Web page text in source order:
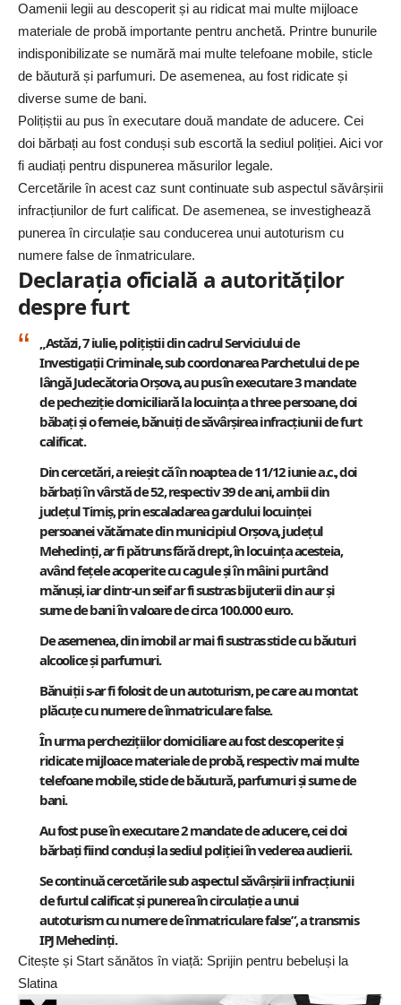
Oamenii legii au descoperit și au ridicat mai multe mijloace
materiale de probă importante pentru anchetă. Printre bunurile
indisponibilizate se numără mai multe telefoane mobile, sticle
de băutură și parfumuri. De asemenea, au fost ridicate și
diverse sume de bani.
Polițiștii au pus în executare două mandate de aducere. Cei
doi bărbați au fost conduși sub escortă la sediul poliției. Aici vor
fi audiați pentru dispunerea măsurilor legale.
Cercetările în acest caz sunt continuate sub aspectul săvârșirii
infracțiunilor de furt calificat. De asemenea, se investighează
punerea în circulație sau conducerea unui autoturism cu
numere false de înmatriculare.
Declarația oficială a autorităților
despre furt
„Astăzi, 7 iulie, polițiștii din cadrul Serviciului de
Investigații Criminale, sub coordonarea Parchetului de pe
lângă Judecătoria Orșova, au pus în executare 3 mandate
de pecheziție domiciliară la locuința a three persoane, doi
băbați și o femeie, bănuiți de săvârșirea infracțiunii de furt
calificat.
Din cercetări, a reieșit că în noaptea de 11/12 iunie a.c., doi
bărbați în vârstă de 52, respectiv 39 de ani, ambii din
județul Timiș, prin escaladarea gardului locuinței
persoanei vătămate din municipiul Orșova, județul
Mehedinți, ar fi pătruns fără drept, în locuința acesteia,
având fețele acoperite cu cagule și în mâini purtând
mănuși, iar dintr-un seif ar fi sustras bijuterii din aur și
sume de bani în valoare de circa 100.000 euro.
De asemenea, din imobil ar mai fi sustras sticle cu băuturi
alcoolice și parfumuri.
Bănuiții s-ar fi folosit de un autoturism, pe care au montat
plăcuțe cu numere de înmatriculare false.
În urma perchezițiilor domiciliare au fost descoperite și
ridicate mijloace materiale de probă, respectiv mai multe
telefoane mobile, sticle de băutură, parfumuri și sume de
bani.
Au fost puse în executare 2 mandate de aducere, cei doi
bărbați fiind conduși la sediul poliției în vederea audierii.
Se continuă cercetările sub aspectul săvârșirii infracțiunii
de furtul calificat și punerea în circulație a unui
autoturism cu numere de înmatriculare false”, a transmis
IPJ Mehedinți.
Citește și Start sănătos în viață: Sprijin pentru bebeluși la
Slatina